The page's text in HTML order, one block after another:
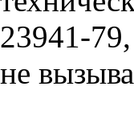
23941-
не